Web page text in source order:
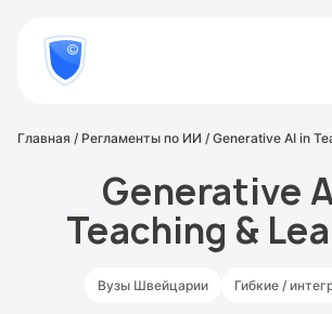
800
777-
81-Проверить
Главная / Регламенты по ИИ / Generative AI in
Generative
Teaching &
Вузы Швейцарии Гибкие /